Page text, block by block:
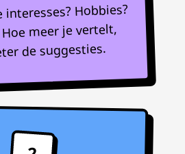
Hobbies?
meer je vertelt,
de suggesties.